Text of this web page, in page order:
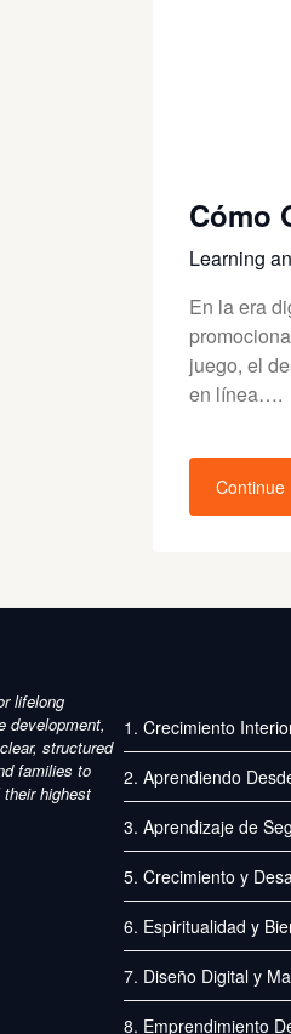
Cómo
Learning
En la era
juego, el
en línea….
Continue
lifelong
development,
structured
families to
highest
1. Crecimiento
2. Aprendiendo
3. Aprendizaje de
5. Crecimiento y
6. Espiritualidad y
7. Diseño Digital y
8. Emprendimiento